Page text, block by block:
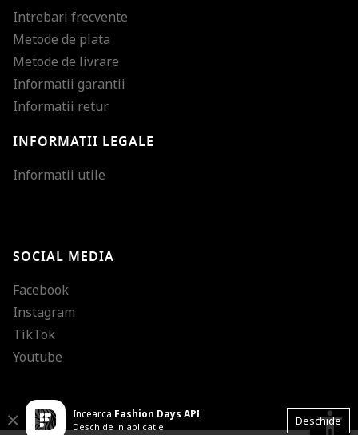
Intrebari frecvente
Metode de plata
Metode de livrare
Informatii garantii
Informatii retur
INFORMATII LEGALE
Informatii utile
SOCIAL MEDIA
Facebook
Instagram
TikTok
Youtube
Incearca Fashion Days APP
Deschide in aplicatie Deschide
Close accessibility
Cursor mare